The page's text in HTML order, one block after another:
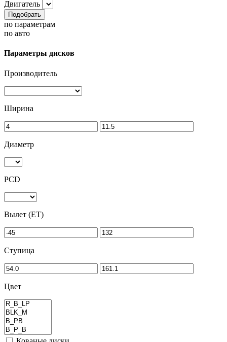
Двигатель
Подобрать
по параметрам
по авто
Параметры дисков
Производитель
Ширина
Диаметр
PCD
Вылет (ET)
Ступица
Цвет